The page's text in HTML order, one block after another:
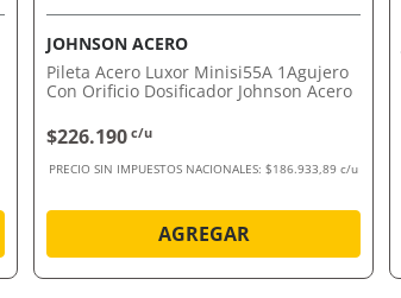
JOHNSON ACERO
Pileta Acero Luxor Minisi55A 1Agujero
Con Orificio Dosificador Johnson Acero
$226.190 c/u
PRECIO SIN IMPUESTOS NACIONALES: $186.933,89 c/u
AGREGAR